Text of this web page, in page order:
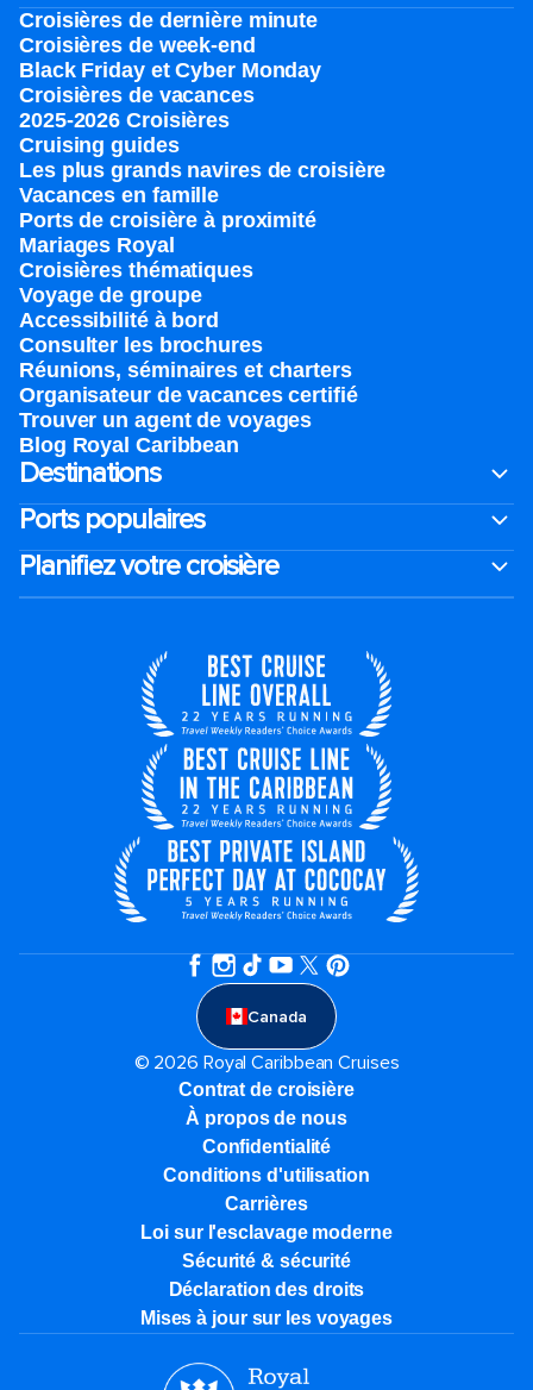
Croisières de dernière minute
Croisières de week-end
Black Friday et Cyber Monday
Croisières de vacances
2025-2026 Croisières
Cruising guides
Les plus grands navires de croisière
Vacances en famille
Ports de croisière à proximité
Mariages Royal
Croisières thématiques
Voyage de groupe​
Accessibilité à bord​
Consulter les brochures
Réunions, séminaires et charters
Organisateur de vacances certifié
Trouver un agent de voyages
Blog Royal Caribbean
Destinations
Ports populaires
Planifiez votre croisière
Canada
© 2026 Royal Caribbean Cruises
Contrat de croisière
À propos de nous
Confidentialité
Conditions d'utilisation
Carrières
Loi sur l'esclavage moderne
Sécurité & sécurité
Déclaration des droits
Mises à jour sur les voyages